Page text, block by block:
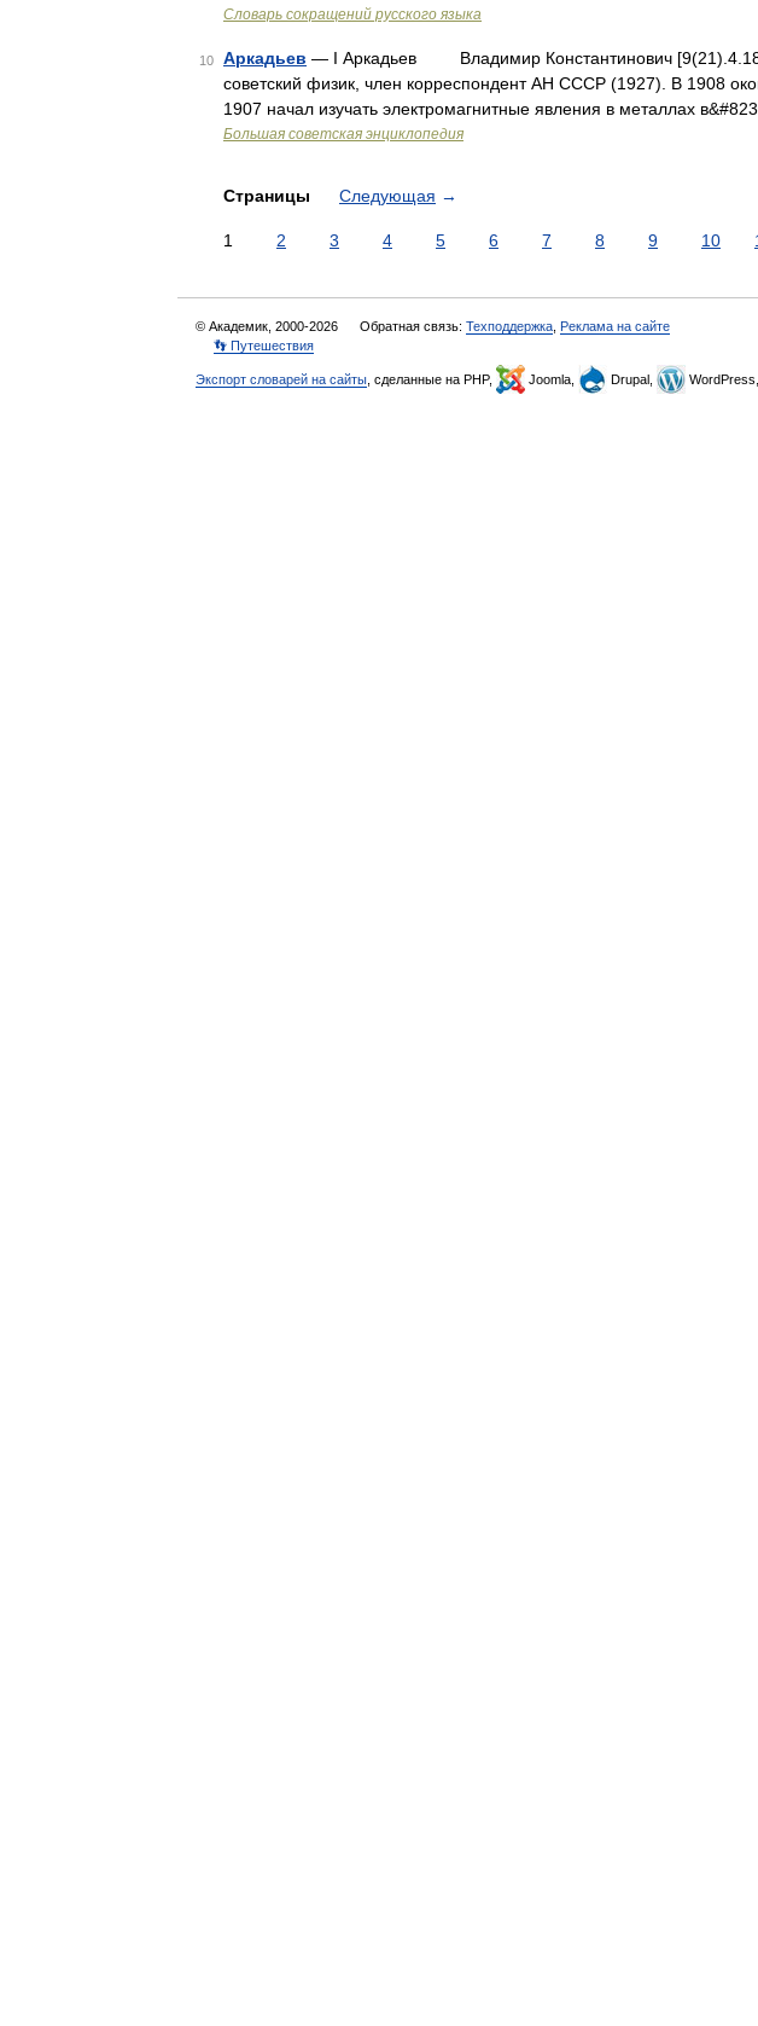
Словарь сокращений русского языка
10 Аркадьев — I Аркадьев Владимир Константинович
советский физик, член корреспондент АН СССР (1927). В 1908
1907 начал изучать электромагнитные явления в металлах
Большая советская энциклопедия
Страницы Следующая →
1 2 3 4 5 6 7 8 9 10
© Академик, 2000-2026 Обратная связь: Техподдержка Реклама на сайте
👣 Путешествия
Экспорт словарей на сайты , сделанные на PHP, Joomla, Drupal,